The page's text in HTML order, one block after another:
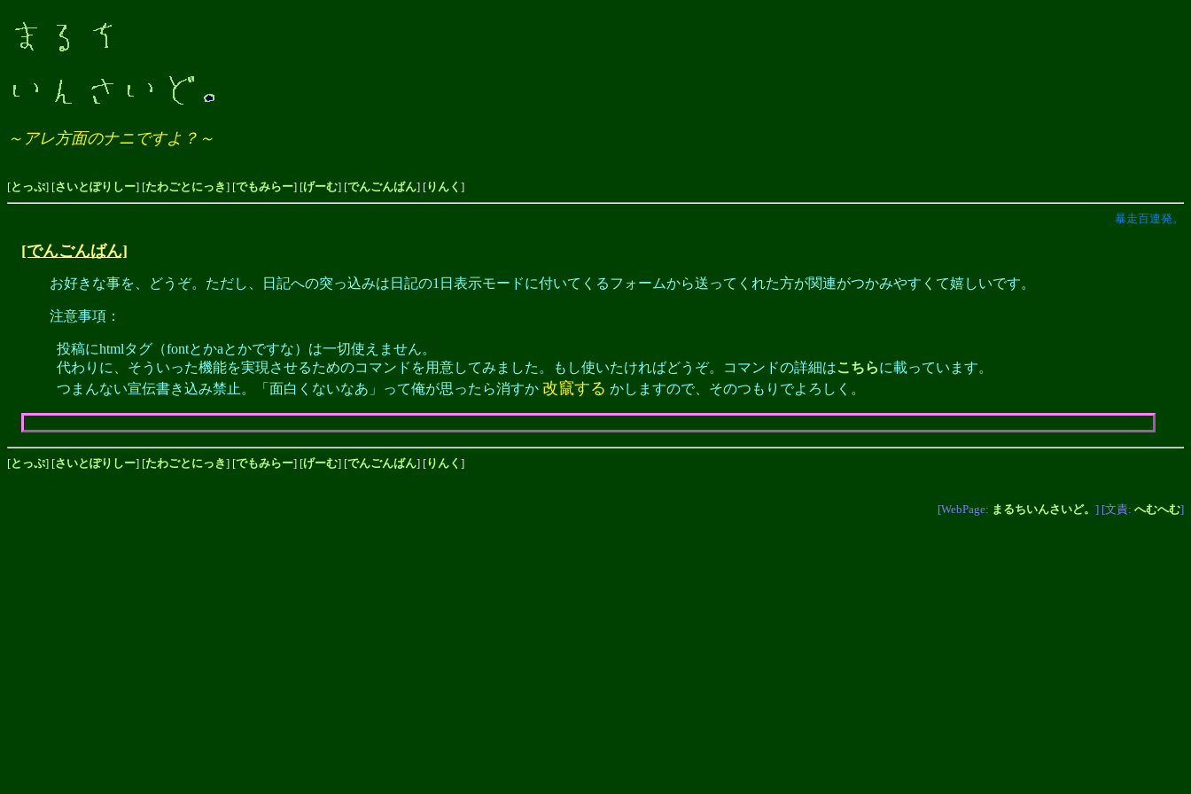
～アレ方面のナニですよ？～
[とっぷ] [さいとぽりしー] [たわごとにっき] [でもみらー] [げーむ] [でんごんばん] [りんく ]
暴走百連発。
[でんごんばん]
お好きな事を、どうぞ。ただし、日記への突っ込みは日記の1日表示モードに付いてくるフォームから送ってくれた方が関連がつかみやすくて嬉しいです。
注意事項：
投稿にhtmlタグ（fontとかaとかですな）は一切使えません。
代わりに、そういった機能を実現させるためのコマンドを用意してみました。もし使いたければどうぞ。コマンドの詳細はこちらに載っています。
つまんない宣伝書き込み禁止。「面白くないなあ」って俺が思ったら消すか 改竄する かしますので、そのつもりでよろしく。
[とっぷ] [さいとぽりしー] [たわごとにっき] [でもみらー] [げーむ] [でんごんばん] [りんく ]
[WebPage: まるちいんさいど。 ] [文責: へむへむ]